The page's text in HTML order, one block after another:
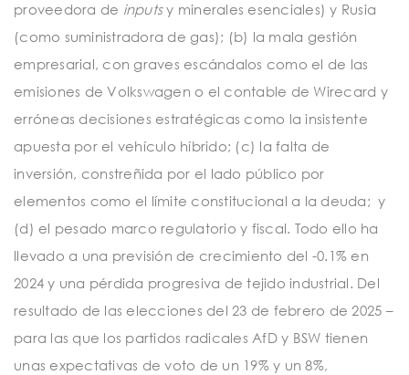
proveedora de inputsy minerales esenciales) y Rusia
(como suministradora de gas); (b) la mala gestión
empresarial, con graves escándalos como el de las
emisiones de Volkswagen o el contable de Wirecard y
erróneas decisiones estratégicas como la insistente
apuesta por el vehículo híbrido; (c) la falta de
inversión, constreñida por el lado público por
elementos como el límite constitucional a la deuda; y
(d) el pesado marco regulatorio y fiscal. Todo ello ha
llevado a una previsión de crecimiento del -0.1% en
2024 y una pérdida progresiva de tejido industrial. Del
resultado de las elecciones del 23 de febrero de 2025 –
para las que los partidos radicales AfD y BSW tienen
unas expectativas de voto de un 19% y un 8%,